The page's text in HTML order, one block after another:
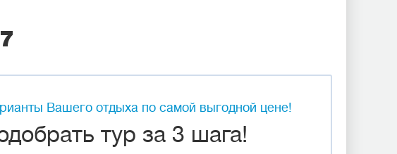
Вашего отдыха по самой выгодной цене!
тур за 3 шага!